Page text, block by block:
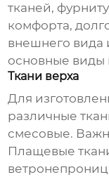
тканей,
комфорта,
внешнего вида
основные виды
Ткани верха
Для
различные
смесовые.
Плащевые